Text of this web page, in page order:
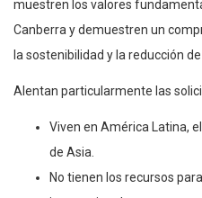
muestren los valores
Canberra y demuestren un
la sostenibilidad y la reducción
Alentan particularmente las
Viven en América Latina,
de Asia.
No tienen los recursos